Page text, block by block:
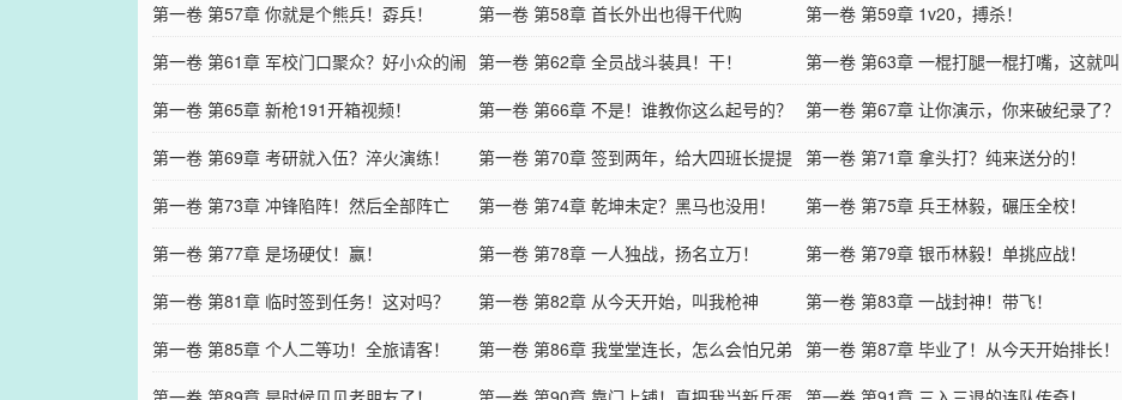
功！？
第一卷 第57章 你就是个熊兵！孬兵！
第一卷 第58章 首长外出也得干代购 第一卷 第59章 1v20，搏杀！
第一卷 第61章 军校门口聚众？好小众的闹
事方式！
第一卷 第62章 全员战斗装具！干！
第一卷 第63章 一棍打腿一棍打嘴，这就叫
残忍！
第一卷 第65章 新枪191开箱视频！ 第一卷 第66章 不是！谁教你这么起号的？ 第一卷 第67章 让你演示，你来破纪录了？
第一卷 第69章 考研就入伍？淬火演练！
第一卷 第70章 签到两年，给大四班长提提
干！
第一卷 第71章 拿头打？纯来送分的！
第一卷 第73章 冲锋陷阵！然后全部阵亡 第一卷 第74章 乾坤未定？黑马也没用！ 第一卷 第75章 兵王林毅，碾压全校！
第一卷 第77章 是场硬仗！赢！ 第一卷 第78章 一人独战，扬名立万！ 第一卷 第79章 银币林毅！单挑应战！
第一卷 第81章 临时签到任务！这对吗？ 第一卷 第82章 从今天开始，叫我枪神 第一卷 第83章 一战封神！带飞！
第一卷 第85章 个人二等功！全旅请客！
第一卷 第86章 我堂堂连长，怎么会怕兄弟 第一卷 第87章 毕业了！从今天开始排长！